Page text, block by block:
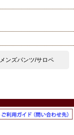
メンズパンツ/サロペ